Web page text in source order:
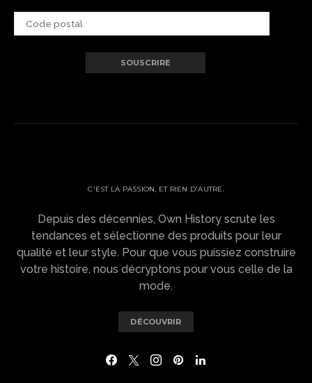
C'EST LA PASSION, ET RIEN D'AUTRE.
Depuis des décennies, Own History scrute les
tendances et sélectionne des produits pour leur
qualité et leur style. Pour que vous puissiez construire
votre histoire, nous décryptons pour vous celle de la
mode.
DÉCOUVRIR